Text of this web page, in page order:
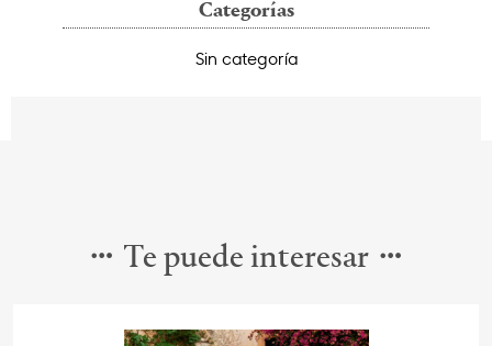
Categorías
Sin categoría
Te puede interesar